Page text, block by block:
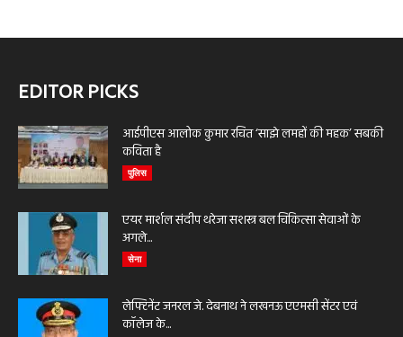
EDITOR PICKS
आईपीएस आलोक कुमार रचित ‘साझे लमहों की महक’ सबकी
कविता है
पुलिस
एयर मार्शल संदीप थरेजा सशस्त्र बल चिकित्सा सेवाओं के
अगले...
सेना
लेफ्टिनेंट जनरल जे. देबनाथ ने लखनऊ एएमसी सेंटर एवं
कॉलेज के...